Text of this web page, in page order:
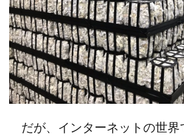
だが、インターネットの世界